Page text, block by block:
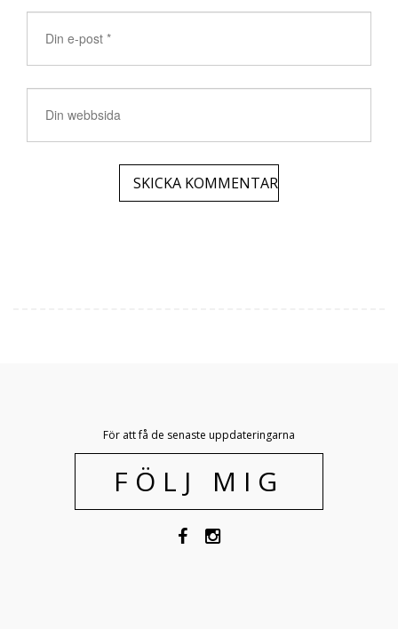
För att få de senaste uppdateringarna
FÖLJ MIG